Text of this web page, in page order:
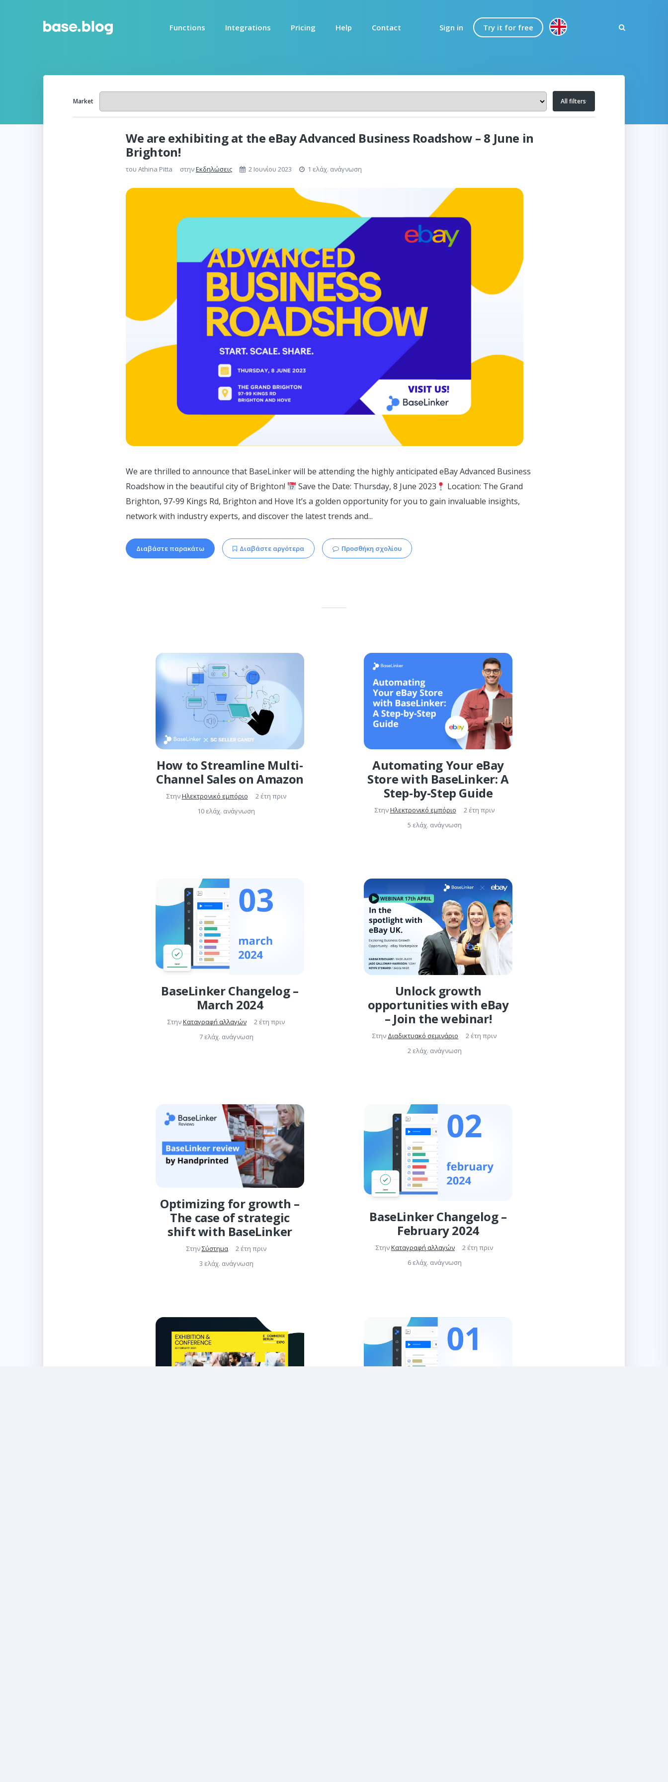
Functions Integrations Pricing Help Contact Sign in Try it for free
Market All filters
We are exhibiting at the eBay Advanced Business Roadshow – 8 June in
Brighton!
του Athina Pitta στηνΕκδηλώσεις 2 Ιουνίου 2023 1 ελάχ. ανάγνωση
We are thrilled to announce that BaseLinker will be attending the highly anticipated eBay Advanced Business
Roadshow in the beautiful city of Brighton!
Save the Date: Thursday, 8 June 2023
Location: The Grand
Brighton, 97-99 Kings Rd, Brighton and Hove It’s a golden opportunity for you to gain invaluable insights,
network with industry experts, and discover the latest trends and...
Διαβάστε παρακάτω Διαβάστε αργότερα Προσθήκη σχολίου
How to Streamline Multi-
Channel Sales on Amazon
ΣτηνΗλεκτρονικό εμπόριο
2 έτη πριν
10 ελάχ. ανάγνωση
Automating Your eBay
Store with BaseLinker: A
Step-by-Step Guide
ΣτηνΗλεκτρονικό εμπόριο
2 έτη πριν
5 ελάχ. ανάγνωση
BaseLinker Changelog –
March 2024
ΣτηνΚαταγραφή αλλαγών
2 έτη πριν
7 ελάχ. ανάγνωση
Unlock growth
opportunities with eBay
– Join the webinar!
Στην Διαδικτυακό σεμινάριο
2 έτη πριν
2 ελάχ. ανάγνωση
Optimizing for growth –
The case of strategic
shift with BaseLinker
ΣτηνΣύστημα
2 έτη πριν
3 ελάχ. ανάγνωση
BaseLinker Changelog –
February 2024
ΣτηνΚαταγραφή αλλαγών
2 έτη πριν
6 ελάχ. ανάγνωση